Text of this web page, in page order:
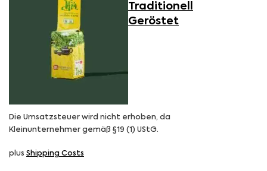
Traditionell
Geröstet
Die Umsatzsteuer wird nicht erhoben, da
Kleinunternehmer gemäß §19 (1) UStG.
plus Shipping Costs